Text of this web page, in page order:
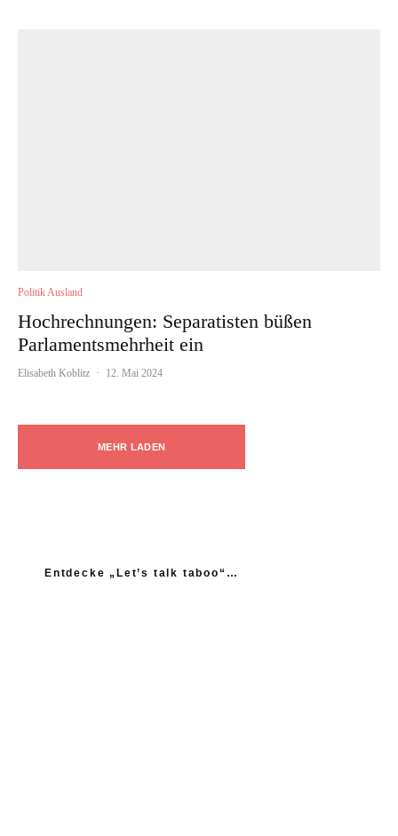
Politik Ausland
Hochrechnungen: Separatisten büßen
Parlamentsmehrheit ein
Elisabeth Koblitz · 12. Mai 2024
MEHR LADEN
Entdecke „Let’s talk taboo“…